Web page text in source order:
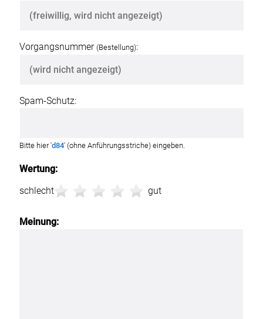
Wertung:
schlecht
gut
Meinung:
Vorgangsnummer (Bestellung):
Spam-Schutz:
Bitte hier 'd84' (ohne Anführungsstriche) eingeben.